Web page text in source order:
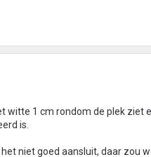
witte 1 cm rondom de plek ziet
is.
niet goed aansluit, daar zou